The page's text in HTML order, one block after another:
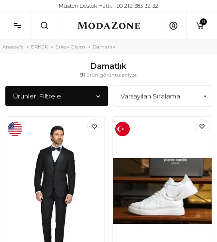
Müşteri Destek Hattı: +90 212 383 32 32
0
Anasayfa ERKEK Erkek Giyim Damatlık
Damatlık
91ürün görüntüleniyor.
Ürünleri Filtrele